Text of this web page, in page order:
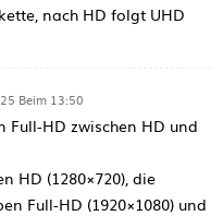
nach HD folgt UHD
Beim 13:50
Full-HD zwischen HD und
HD (1280×720), die
Full-HD (1920×1080) und